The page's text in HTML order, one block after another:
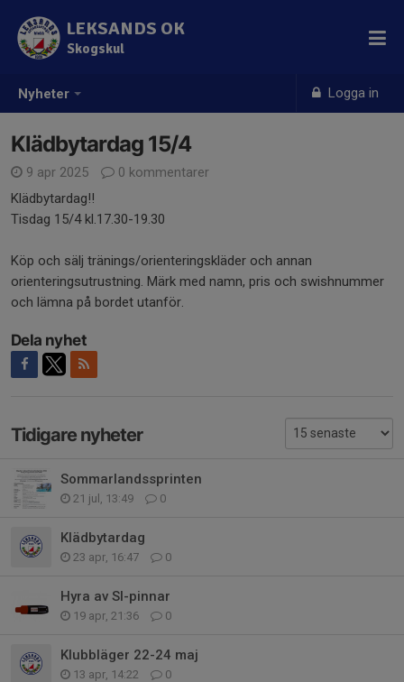
Nyheter Logga in
LEKSANDS OK
Skogskul
Klädbytardag 15/4
9 apr 2025
0 kommentarer
Klädbytardag‼️
Tisdag 15/4 kl.17.30-19.30
Köp och sälj tränings/orienteringskläder och annan
orienteringsutrustning. Märk med namn, pris och swishnummer
och lämna på bordet utanför.
Dela nyhet
Tidigare nyheter
Sommarlandssprinten
21 jul, 13:49 0
Klädbytardag
23 apr, 16:47 0
Hyra av SI-pinnar
19 apr, 21:36 0
Klubbläger 22-24 maj
13 apr, 14:22 0